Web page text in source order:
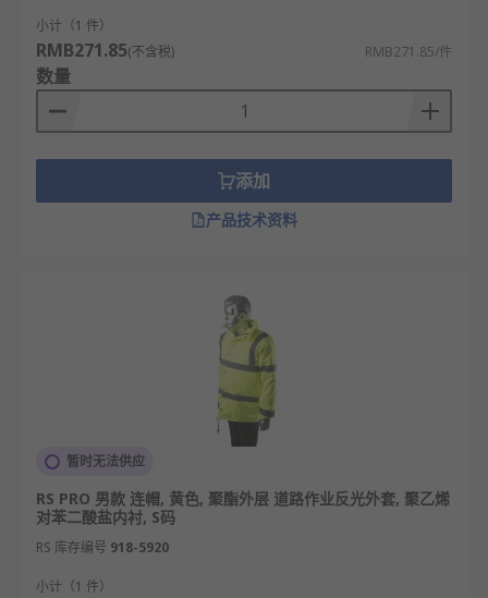
许多反光夹克采用保暖材料，具有良好的隔热性能，
适合寒冷天气。此外，许多款式还具备防水功能，能
够有效抵御雨水和风寒，保持穿戴者的干燥和舒适。
这使得反光夹克不仅适用于工作场景，也适合日常穿
着。
尺码广泛
反光夹克通常提供多种尺码，从小号到特大号，确保
大多数反光夹克符合欧洲标准（EN标准），确保其在
安全性和性能方面达到行业要求。这些标准涵盖了反
光材料的反射率、耐久性以及夹克的整体设计，确保
穿戴者在各种工作环境中都能获得最佳的保护。
反光夹克的应用
工业应用
小计（1 件）
RMB271.85(不含税) RMB271.85/件
数量
添加
产品技术资料
暂时无法供应
RS PRO 男款 连帽, 黄色, 聚酯外层 道路作业反光外套, 聚乙烯
对苯二酸盐内衬, S码
RS 库存编号 918-5920
小计（1 件）